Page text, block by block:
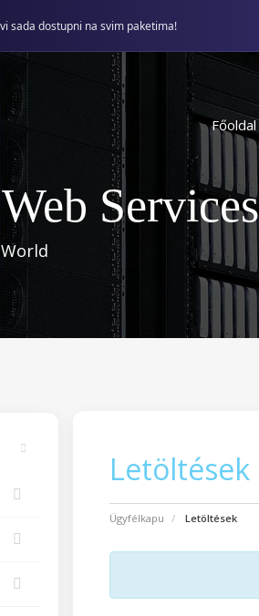
sada dostupni na svim paketima!
Főoldal
Services
Letöltések
Ügyfélkapu Letöltések